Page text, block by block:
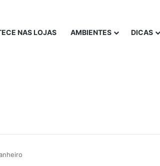
NAS LOJAS AMBIENTES DICAS